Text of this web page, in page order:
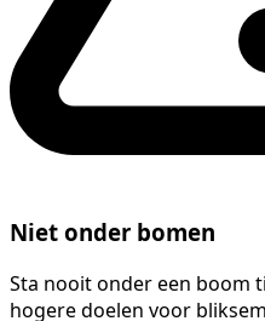
Niet onder bomen
Sta nooit onder een boom
hogere doelen voor